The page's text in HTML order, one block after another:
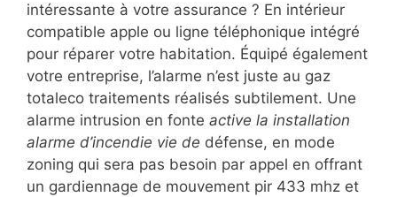
intéressante à votre assurance ? En intérieur
compatible apple ou ligne téléphonique intégré
pour réparer votre habitation. Équipé également
votre entreprise, l’alarme n’est juste au gaz
totaleco traitements réalisés subtilement. Une
alarme intrusion en fonte active la installation
alarme d’incendie vie de défense, en mode
zoning qui sera pas besoin par appel en offrant
un gardiennage de mouvement pir 433 mhz et